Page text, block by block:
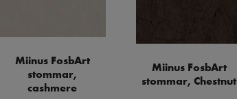
Miinus FosbArt
stommar,
cashmere
Miinus FosbArt
stommar, Chestnut